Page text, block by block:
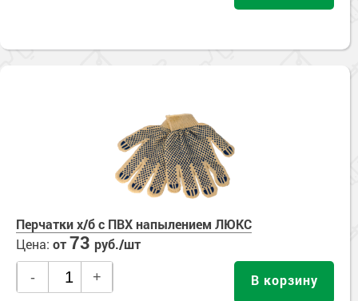
Перчатки х/б с ПВХ напылением ЛЮКС
Цена: от73 руб./шт
- + В корзину